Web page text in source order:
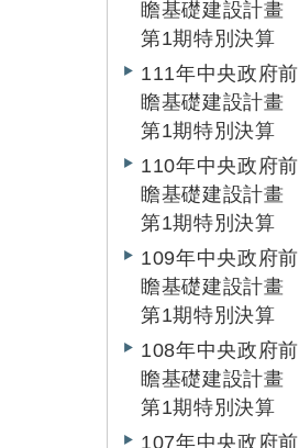
瞻基礎建設計畫
第1期特別決算
111年中央政府前
瞻基礎建設計畫
第1期特別決算
110年中央政府前
瞻基礎建設計畫
第1期特別決算
109年中央政府前
瞻基礎建設計畫
第1期特別決算
108年中央政府前
瞻基礎建設計畫
第1期特別決算
107年中央政府前